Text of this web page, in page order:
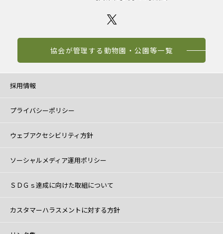
協会が管理する動物園・公園等一覧
採用情報
プライバシーポリシー
ウェブアクセシビリティ方針
ソーシャルメディア運用ポリシー
ＳＤＧｓ達成に向けた取組について
カスタマーハラスメントに対する方針